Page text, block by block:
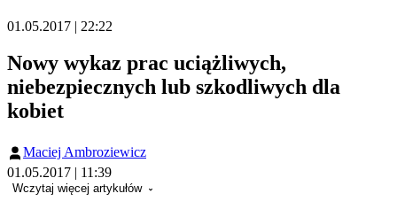
01.05.2017 | 22:22
Nowy wykaz prac uciążliwych,
niebezpiecznych lub szkodliwych dla
kobiet
Maciej Ambroziewicz
01.05.2017 | 11:39
Wczytaj więcej artykułów